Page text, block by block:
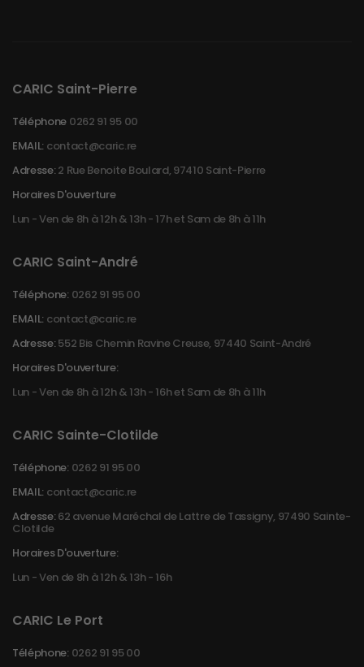
CARIC Saint-Pierre
Téléphone 0262 91 95 00
EMAIL: contact@caric.re
Adresse:2 Rue Benoite Boulard, 97410 Saint-Pierre
Horaires D'ouverture
Lun - Ven de 8h à 12h & 13h - 17h et Sam de 8h à 11h
CARIC Saint-André
Téléphone: 0262 91 95 00
EMAIL: contact@caric.re
Adresse:552 Bis Chemin Ravine Creuse, 97440 Saint-André
Horaires D'ouverture:
Lun - Ven de 8h à 12h & 13h - 16h et Sam de 8h à 11h
CARIC Sainte-Clotilde
Téléphone: 0262 91 95 00
EMAIL: contact@caric.re
Adresse:62 avenue Maréchal de Lattre de Tassigny, 97490 Sainte-
Clotilde
Horaires D'ouverture:
Lun - Ven de 8h à 12h & 13h - 16h
CARIC Le Port
Téléphone: 0262 91 95 00